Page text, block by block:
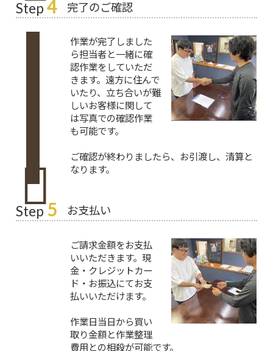
Step 4 完了のご確認
作業が完了しました
ら担当者と一緒に確
認作業をしていただ
きます。遠方に住んで
いたり、立ち合いが難
しいお客様に関して
は写真での確認作業
も可能です。
ご確認が終わりましたら、お引渡し、清算と
なります。
Step 5 お支払い
ご請求金額をお支払
いいただきます。現
金・クレジットカー
ド・お振込にてお支
払いいただけます。
作業日当日から買い
取り金額と作業整理
費用との相殺が可能です。